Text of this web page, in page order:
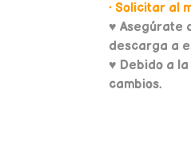
• Solicitar al
♥ Asegúrate
descarga a
♥ Debido a
cambios.